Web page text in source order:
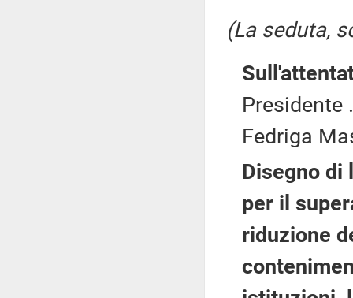
(La seduta,
Presidente
Fedriga
Disegno di
per il
riduzione